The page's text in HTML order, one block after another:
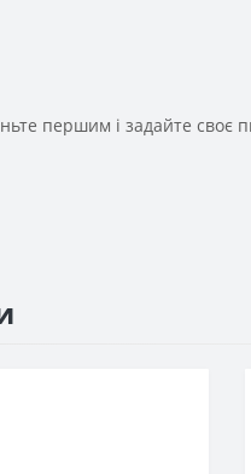
першим і задайте своє